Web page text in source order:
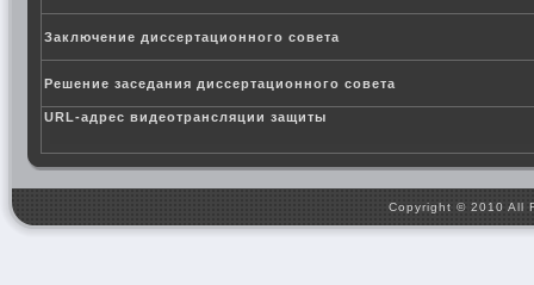
Заключение диссертационного совета
Решение заседания диссертационного совета
URL-адрес видеотрансляции защиты
Copyright © 2010 All